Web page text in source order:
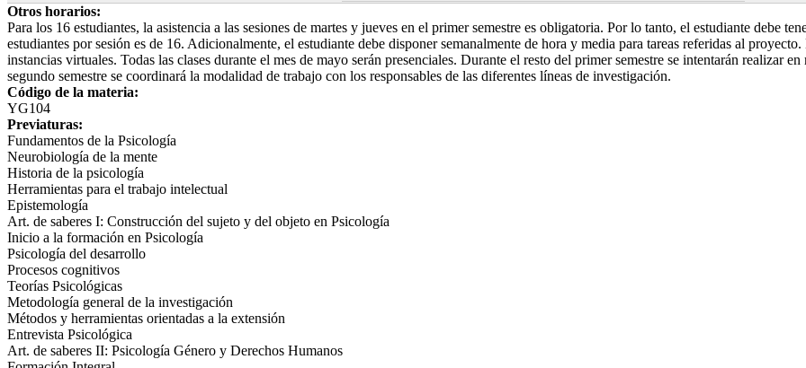
Otros horarios:
Para los 16 estudiantes, la asistencia a las sesiones de martes y jueves en el primer semestre es obligatoria. Por lo tanto, el estudiante debe
estudiantes por sesión es de 16. Adicionalmente, el estudiante debe disponer semanalmente de hora y media para tareas referidas al
instancias virtuales. Todas las clases durante el mes de mayo serán presenciales. Durante el resto del primer semestre se intentarán realizar
segundo semestre se coordinará la modalidad de trabajo con los responsables de las diferentes líneas de investigación.
Código de la materia:
YG104
Previaturas:
Fundamentos de la Psicología
Neurobiología de la mente
Historia de la psicología
Herramientas para el trabajo intelectual
Epistemología
Art. de saberes I: Construcción del sujeto y del objeto en Psicología
Inicio a la formación en Psicología
Psicología del desarrollo
Procesos cognitivos
Teorías Psicológicas
Metodología general de la investigación
Métodos y herramientas orientadas a la extensión
Entrevista Psicológica
Art. de saberes II: Psicología Género y Derechos Humanos